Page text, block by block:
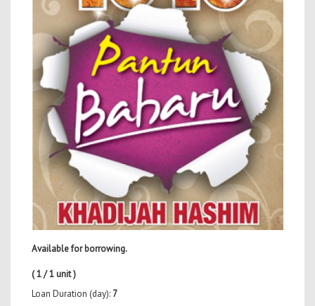
Available for borrowing.
( 1 / 1 unit )
Loan Duration (day): 7